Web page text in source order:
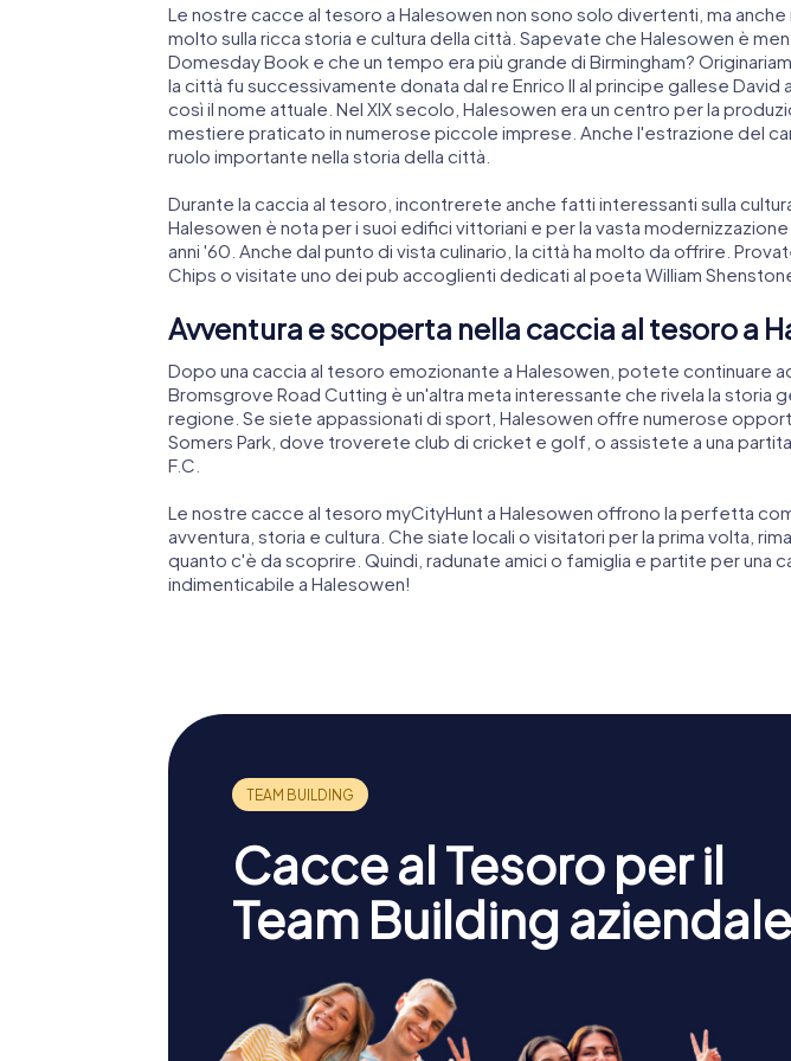
Le nostre cacce al tesoro a Halesowen non sono solo divertenti, ma
molto sulla ricca storia e cultura della città. Sapevate che Halesowen è
Domesday Book e che un tempo era più grande di Birmingham?
la città fu successivamente donata dal re Enrico II al principe gallese David
così il nome attuale. Nel XIX secolo, Halesowen era un centro per la
mestiere praticato in numerose piccole imprese. Anche l'estrazione del
ruolo importante nella storia della città.
Durante la caccia al tesoro, incontrerete anche fatti interessanti sulla
Halesowen è nota per i suoi edifici vittoriani e per la vasta
anni '60. Anche dal punto di vista culinario, la città ha molto da offrire.
Chips o visitate uno dei pub accoglienti dedicati al poeta William
Avventura e scoperta nella caccia al tesoro a
Dopo una caccia al tesoro emozionante a Halesowen, potete continuare
Bromsgrove Road Cutting è un'altra meta interessante che rivela la storia
regione. Se siete appassionati di sport, Halesowen offre numerose
Somers Park, dove troverete club di cricket e golf, o assistete a una
F.C.
Le nostre cacce al tesoro myCityHunt a Halesowen offrono la perfetta
avventura, storia e cultura. Che siate locali o visitatori per la prima volta,
quanto c'è da scoprire. Quindi, radunate amici o famiglia e partite per una
indimenticabile a Halesowen!
Cacce al Tesoro per il
Team Building aziendale